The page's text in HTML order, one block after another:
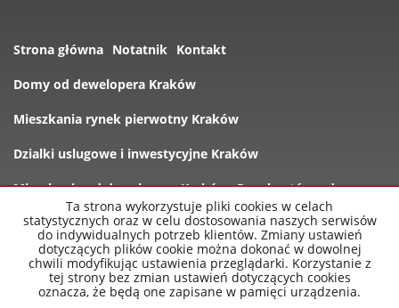
Strona główna Notatnik Kontakt
Domy od dewelopera Kraków
Mieszkania rynek pierwotny Kraków
Dzialki uslugowe i inwestycyjne Kraków
Mieszkania od dewelopera Kraków Rynek wtórny domy
Oferty
nowe-mieszkania-krakow.pl 2026 Program dla biur
Ta strona wykorzystuje pliki cookies w celach
statystycznych oraz w celu dostosowania naszych serwisów
do indywidualnych potrzeb klientów. Zmiany ustawień
dotyczących plików cookie można dokonać w dowolnej
chwili modyfikując ustawienia przeglądarki. Korzystanie z
tej strony bez zmian ustawień dotyczących cookies
oznacza, że będą one zapisane w pamięci urządzenia.